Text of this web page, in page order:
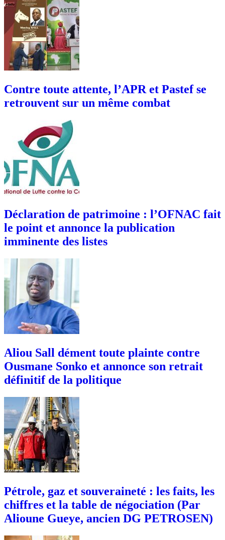
Contre toute attente, l’APR et Pastef se
retrouvent sur un même combat
Déclaration de patrimoine : l’OFNAC fait
le point et annonce la publication
imminente des listes
Aliou Sall dément toute plainte contre
Ousmane Sonko et annonce son retrait
définitif de la politique
Pétrole, gaz et souveraineté : les faits, les
chiffres et la table de négociation (Par
Alioune Gueye, ancien DG PETROSEN)